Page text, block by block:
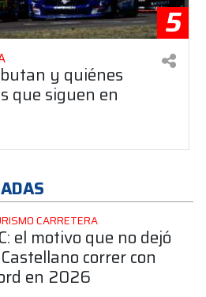
5
y quiénes
que siguen en
CARRETERA
el motivo que no dejó
correr con
en 2026